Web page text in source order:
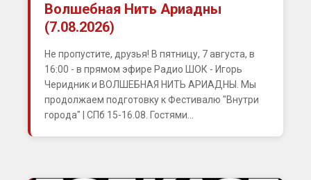
Волшебная Нить Ариадны
(7.08.2026)
Не пропустите, друзья! В пятницу, 7 августа, в
16:00 - в прямом эфире Радио ШОК - Игорь
Черидник и ВОЛШЕБНАЯ НИТЬ АРИАДНЫ. Мы
продолжаем подготовку к Фестивалю "Внутри
города" | СПб 15-16.08. Гостями...